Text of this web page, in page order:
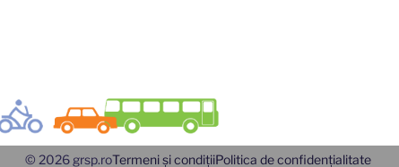
© 2026 grsp.roTermeni și condițiiPolitica de confidențialitate